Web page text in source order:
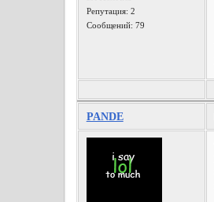
Репутация: 2
Сообщений: 79
PANDE